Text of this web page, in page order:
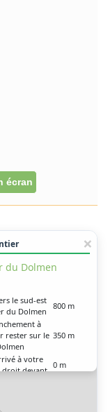
écran
du Dolmen
le sud-est
du Dolmen
800 m
à
rester sur le 350 m
à votre
droit devant
0 m